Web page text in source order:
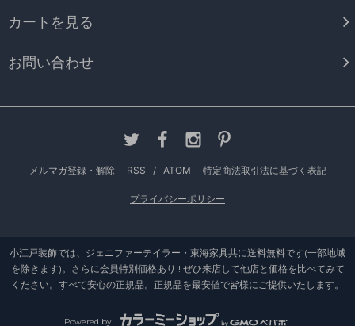
カートを見る
お問い合わせ
メルマガ登録・解除 RSS / ATOM 特定商法取引法に基づく表記
プライバシーポリシー
小江戸装飾では、ジェニファーテイラー・東海家具共に送料無料です(一部地域
を除きます)。さらに会員特別価格あり!! ぜひ来店して他店と価格を比べてみて
ください。すべて安心の正規品。正規品を最安値で皆様にご提供いたします。
Powered by